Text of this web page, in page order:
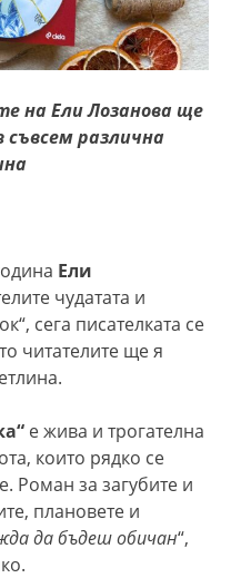
наЕли Лозанова ще
различна
Ели
чудатата и
сега писателката се
читателите ще я
е жива и трогателна
които рядко се
Роман за загубите и
плановете и
да бъдеш обичан“,